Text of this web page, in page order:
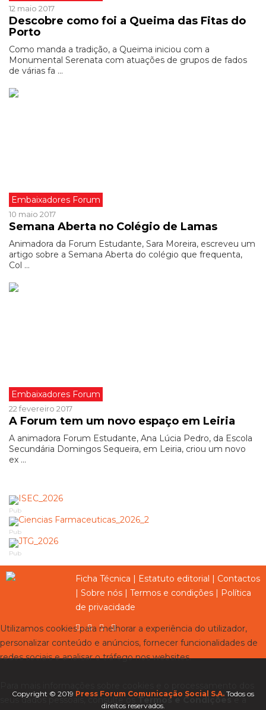
12 maio 2017
Descobre como foi a Queima das Fitas do
Porto
Como manda a tradição, a Queima iniciou com a
Monumental Serenata com atuações de grupos de fados
de várias fa ...
Embaixadores Forum
10 maio 2017
Semana Aberta no Colégio de Lamas
Animadora da Forum Estudante, Sara Moreira, escreveu um
artigo sobre a Semana Aberta do colégio que frequenta,
Col ...
Embaixadores Forum
22 fevereiro 2017
A Forum tem um novo espaço em Leiria
A animadora Forum Estudante, Ana Lúcia Pedro, da Escola
Secundária Domingos Sequeira, em Leiria, criou um novo
ex ...
Pub
Pub
Pub
Ficha Técnica | Estatuto editorial | Contactos
| Sobre nós | Termos e condições | Política
de privacidade
Copyright © 2019 Press Forum Comunicação Social S.A. Todos os
direitos reservados.
Utilizamos cookies para melhorar a experiência do utilizador,
personalizar conteúdo e anúncios, fornecer funcionalidades de
redes sociais e analisar o tráfego nos websites.
seus dados pessoais, consulte osTermos e Condiçõese a